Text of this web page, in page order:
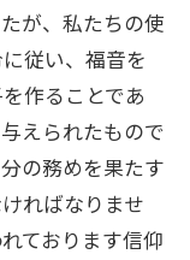
が、私たちの使
従い、福音を
作ることであ
えられたもので
の務めを果たす
ればなりませ
ております信仰